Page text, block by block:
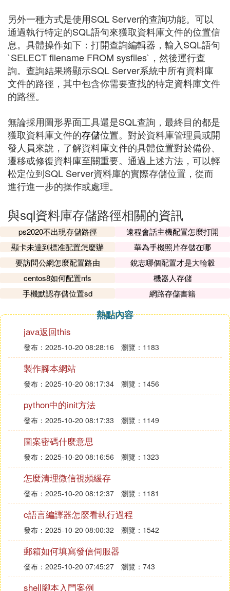
另外一種方式是使用SQL Server的查詢功能。可以
通過執行特定的SQL語句來獲取資料庫文件的位置信
息。具體操作如下：打開查詢編輯器，輸入SQL語句
`SELECT filename FROM sysfiles`，然後運行查
詢。查詢結果將顯示SQL Server系統中所有資料庫
文件的路徑，其中包含你需要查找的特定資料庫文件
的路徑。
無論採用圖形界面工具還是SQL查詢，最終目的都是
獲取資料庫文件的存儲位置。對於資料庫管理員或開
發人員來說，了解資料庫文件的具體位置對於備份、
遷移或修復資料庫至關重要。通過上述方法，可以輕
松定位到SQL Server資料庫的實際存儲位置，從而
進行進一步的操作或處理。
與sql資料庫存儲路徑相關的資訊
ps2020不出現存儲路徑
遠程會話主機配置怎麼打開
顯卡未達到標准配置怎麼辦
華為手機照片存儲在哪
要訪問公網怎麼配置路由
銳志哪個配置才是大輪轂
centos8如何配置nfs
機器人存儲
手機默認存儲位置sd
網路存儲書籍
熱點內容
java返回this
發布：2025-10-20 08:28:16 瀏覽：1183
製作腳本網站
發布：2025-10-20 08:17:34 瀏覽：1456
python中的init方法
發布：2025-10-20 08:17:33 瀏覽：1149
圖案密碼什麼意思
發布：2025-10-20 08:16:56 瀏覽：1323
怎麼清理微信視頻緩存
發布：2025-10-20 08:12:37 瀏覽：1181
c語言編譯器怎麼看執行過程
發布：2025-10-20 08:00:32 瀏覽：1542
郵箱如何填寫發信伺服器
發布：2025-10-20 07:45:27 瀏覽：743
shell腳本入門案例